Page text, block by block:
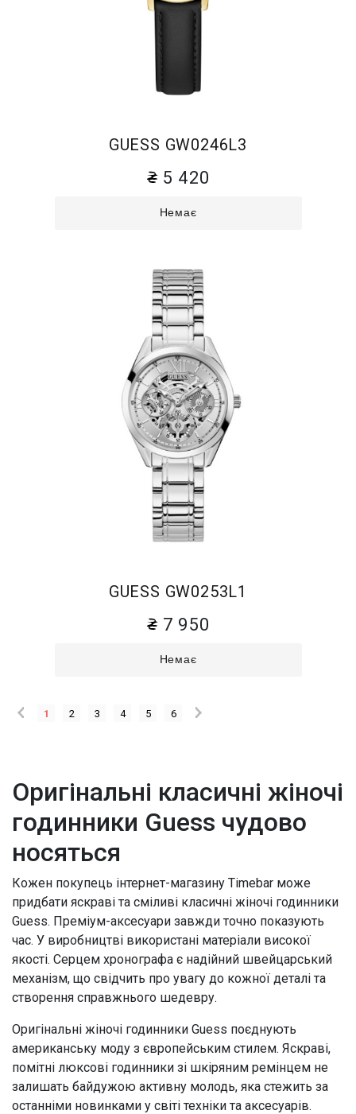
GUESS GW0246L3
5 420
Немає
GUESS GW0253L1
7 950
Немає
1 2 3 4 5 6
Оригінальні класичні жіночі
годинники Guess чудово
носяться
Кожен покупець інтернет-магазину Timebar може
придбати яскраві та сміливі класичні жіночі годинники
Guess. Преміум-аксесуари завжди точно показують
час. У виробництві використані матеріали високої
якості. Серцем хронографа є надійний швейцарський
механізм, що свідчить про увагу до кожної деталі та
створення справжнього шедевру.
Оригінальні жіночі годинники Guess поєднують
американську моду з європейським стилем. Яскраві,
помітні люксові годинники зі шкіряним ремінцем не
залишать байдужою активну молодь, яка стежить за
останніми новинками у світі техніки та аксесуарів.